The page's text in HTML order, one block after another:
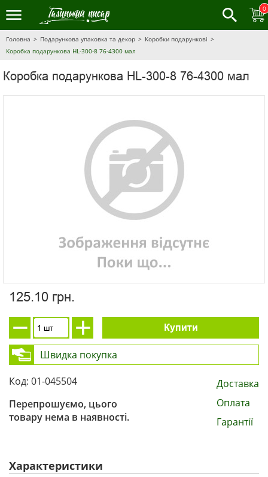
0
Головна Подарункова упаковка та декор
Коробки подарункові
Коробка подарункова HL-300-8 76-4300 мал
Коробка подарункова HL-300-8 76-4300 мал
125.10 грн.
Купити
Швидка покупка
Код: 01-045504
Перепрошуємо, цього
товару нема в наявності.
Доставка
Оплата
Гарантії
Характеристики